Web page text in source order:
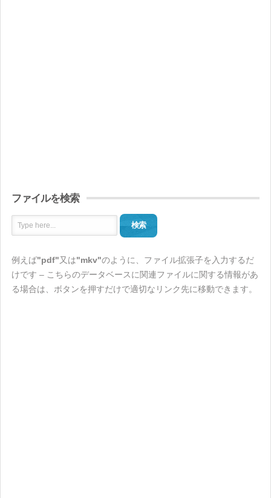
ファイルを検索
検索
例えば"pdf"又は"mkv"のように、ファイル拡張子を入力するだ
けです – こちらのデータベースに関連ファイルに関する情報があ
る場合は、ボタンを押すだけで適切なリンク先に移動できます。